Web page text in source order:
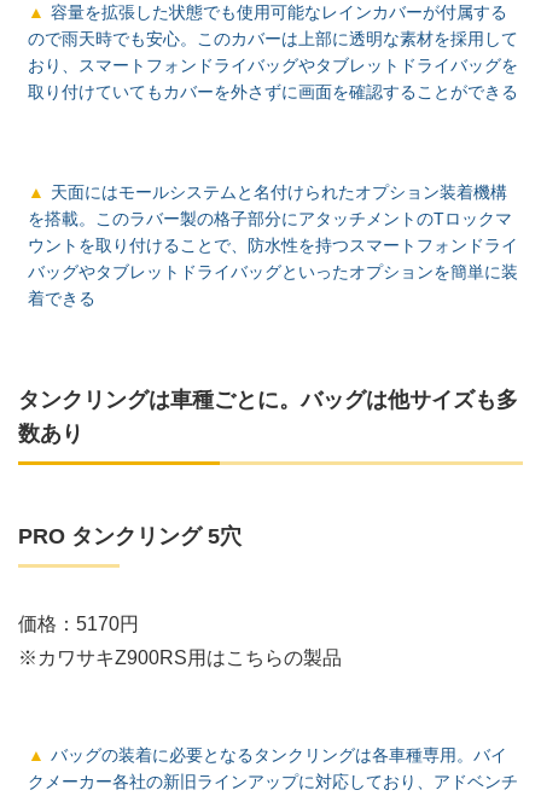
容量を拡張した状態でも使用可能なレインカバーが付属する
ので雨天時でも安心。このカバーは上部に透明な素材を採用して
おり、スマートフォンドライバッグやタブレットドライバッグを
取り付けていてもカバーを外さずに画面を確認することができる
天面にはモールシステムと名付けられたオプション装着機構
を搭載。このラバー製の格子部分にアタッチメントのTロックマ
ウントを取り付けることで、防水性を持つスマートフォンドライ
バッグやタブレットドライバッグといったオプションを簡単に装
着できる
タンクリングは車種ごとに。バッグは他サイズも多
数あり
PRO タンクリング 5穴
価格：5170円
※カワサキZ900RS用はこちらの製品
バッグの装着に必要となるタンクリングは各車種専用。バイ
クメーカー各社の新旧ラインアップに対応しており、アドベンチ